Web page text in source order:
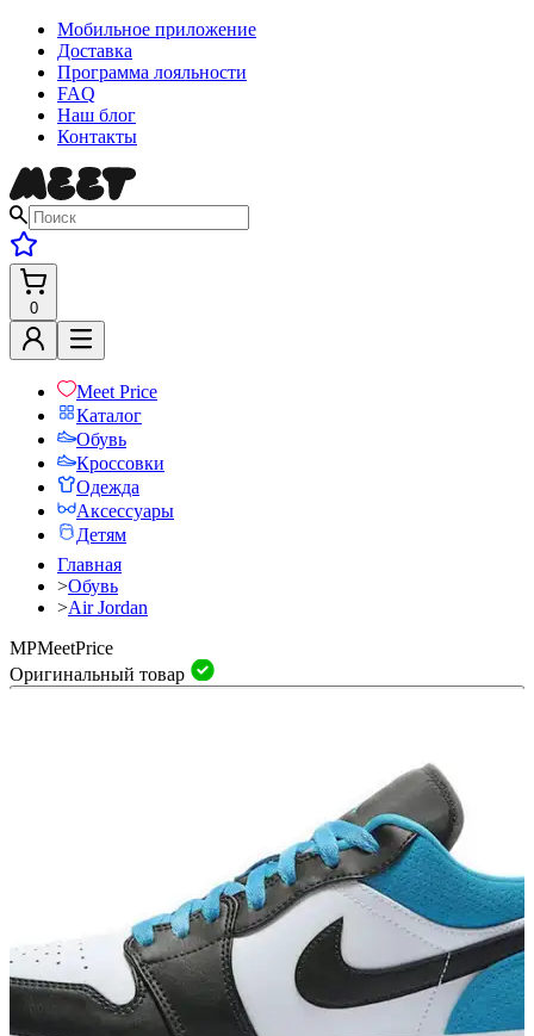
Мобильное приложение
Доставка
Программа лояльности
FAQ
Наш блог
Контакты
0
Meet Price
Каталог
Обувь
Кроссовки
Одежда
Аксессуары
Детям
Главная
>Обувь
>Air Jordan
MPMeetPrice
Оригинальный товар